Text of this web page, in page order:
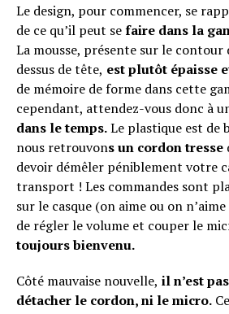
Le design, pour commencer, se
de ce qu’il peut sefaire dans la
La mousse, présente sur le contour
dessus de tête, est plutôt épaisse
de mémoire de forme dans cette
cependant, attendez-vous donc à
dans le temps.Le plastique est de
nous retrouvons un cordon tresse
devoir démêler péniblement votre
transport ! Les commandes sont
sur le casque (on aime ou on
de régler le volume et couper le
toujours bienvenu.
Côté mauvaise nouvelle, il n’est
détacher le cordon, ni le micro.